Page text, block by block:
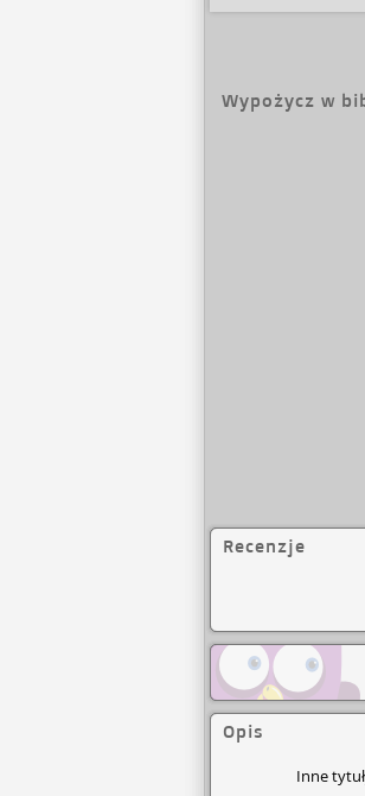
Wypożycz w
Recenzje
Opis
Inne